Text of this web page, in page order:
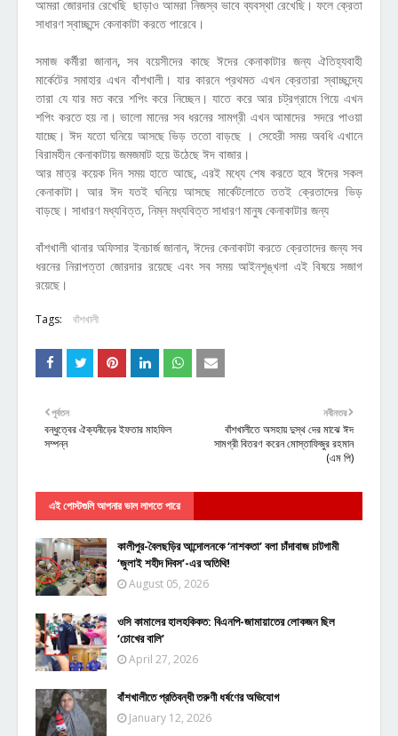
আমরা জোরদার রেখেছি ছাড়াও আমরা নিজস্ব ভাবে ব্যবস্থা রেখেছি। ফলে ক্রেতা
সাধারণ স্বাচ্ছন্দে কেনাকাটা করতে পারেবে।
সমাজ কর্মীরা জানান, সব বয়েসীদের কাছে ঈদের কেনাকাটার জন্য ঐতিহ্যবাহী
মার্কেটের সমাহার এখন বাঁশখালী। যার কারনে প্রথমত এখন ক্রেতারা স্বাচ্ছন্দ্যে
তারা যে যার মত করে শপিং করে নিচ্ছেন। যাতে করে আর চট্রগ্রামে গিয়ে এখন
শপিং করতে হয় না। ভালো মানের সব ধরনের সামগ্রী এখন আমাদের সদরে পাওয়া
যাচ্ছে। ঈদ যতো ঘনিয়ে আসছে ভিড় ততো বাড়ছে । সেহেরী সময় অবধি এখানে
বিরামহীন কেনাকাটায় জমজমাট হয়ে উঠেছে ঈদ বাজার।
আর মাত্র কয়েক দিন সময় হাতে আছে, এরই মধ্যে শেষ করতে হবে ঈদের সকল
কেনাকাটা। আর ঈদ যতই ঘনিয়ে আসছে মার্কেটলোতে ততই ক্রেতাদের ভিড়
বাড়ছে। সাধারণ মধ্যবিত্ত, নিম্ন মধ্যবিত্ত সাধারণ মানুষ কেনাকাটার জন্য
বাঁশখালী থানার অফিসার ইনচার্জ জানান, ঈদের কেনাকাটা করতে ক্রেতাদের জন্য সব
ধরনের নিরাপত্তা জোরদার রয়েছে এবং সব সময় আইনশৃঙ্খলা এই বিষয়ে সজাগ
রয়েছে।
Tags: বাঁশখালী
নবীনতর
বাঁশখালীতে অসহায় দুস্থ দের মাঝে ঈদ
সামগ্রী বিতরণ করেন মোস্তাফিজুর রহমান
(এম পি)
পূর্বতন
বন্ধুত্বের ঐক্যনীড়ের ইফতার মাহফিল
সম্পন্ন
এই পোস্টগুলি আপনার ভাল লাগতে পারে
কালীপুর-বৈলছড়ির আন্দোলনকে ‘নাশকতা’ বলা চাঁদাবাজ চাটগামী
‘জুলাই শহীদ দিবস’-এর অতিথি!
August 05, 2026
ওসি কামালের হালহকিকত: বিএনপি-জামায়াতের লোকজন ছিল
‘চোখের বালি’
April 27, 2026
বাঁশখালীতে প্রতিবন্ধী তরুণী ধর্ষণের অভিযোগ
January 12, 2026